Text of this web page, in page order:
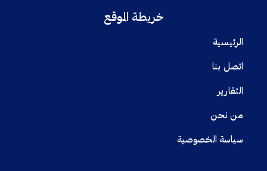
خريطة الموقع
الرئيسية
اتصل بنا
التقارير
من نحن
سياسة الخصوصية